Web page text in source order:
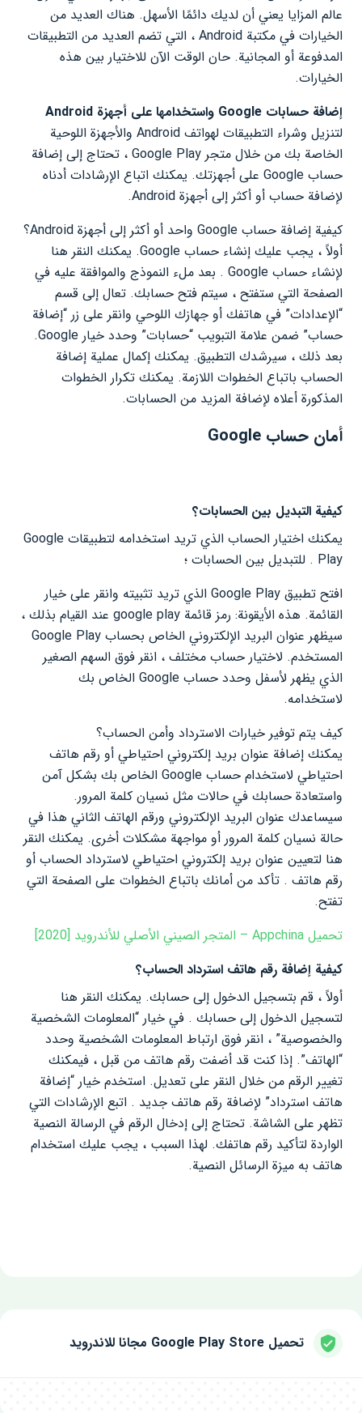
عالم المزايا يعني أن لديك دائمًا الأسهل. هناك العديد من
الخيارات في مكتبة Android ، التي تضم العديد من التطبيقات
المدفوعة أو المجانية. حان الوقت الآن للاختيار بين هذه
الخيارات.
إضافة حسابات Google واستخدامها على أجهزة Android
لتنزيل وشراء التطبيقات لهواتف Android والأجهزة اللوحية
الخاصة بك من خلال متجر Google Play ، تحتاج إلى إضافة
حساب Google على أجهزتك. يمكنك اتباع الإرشادات أدناه
لإضافة حساب أو أكثر إلى أجهزة Android.
كيفية إضافة حساب Google واحد أو أكثر إلى أجهزة Android؟
أولاً ، يجب عليك إنشاء حساب Google. يمكنك النقر هنا
لإنشاء حساب Google . بعد ملء النموذج والموافقة عليه في
الصفحة التي ستفتح ، سيتم فتح حسابك. تعال إلى قسم
“الإعدادات” في هاتفك أو جهازك اللوحي وانقر على زر “إضافة
حساب” ضمن علامة التبويب “حسابات” وحدد خيار Google.
بعد ذلك ، سيرشدك التطبيق. يمكنك إكمال عملية إضافة
الحساب باتباع الخطوات اللازمة. يمكنك تكرار الخطوات
المذكورة أعلاه لإضافة المزيد من الحسابات.
أمان حساب Google
كيفية التبديل بين الحسابات؟
يمكنك اختيار الحساب الذي تريد استخدامه لتطبيقات Google
Play . للتبديل بين الحسابات ؛
افتح تطبيق Google Play الذي تريد تثبيته وانقر على خيار
القائمة. هذه الأيقونة: رمز قائمة google play عند القيام بذلك ،
سيظهر عنوان البريد الإلكتروني الخاص بحساب Google Play
المستخدم. لاختيار حساب مختلف ، انقر فوق السهم الصغير
الذي يظهر لأسفل وحدد حساب Google الخاص بك
لاستخدامه.
كيف يتم توفير خيارات الاسترداد وأمن الحساب؟
يمكنك إضافة عنوان بريد إلكتروني احتياطي أو رقم هاتف
احتياطي لاستخدام حساب Google الخاص بك بشكل آمن
واستعادة حسابك في حالات مثل نسيان كلمة المرور.
سيساعدك عنوان البريد الإلكتروني ورقم الهاتف الثاني هذا في
حالة نسيان كلمة المرور أو مواجهة مشكلات أخرى. يمكنك النقر
هنا لتعيين عنوان بريد إلكتروني احتياطي لاسترداد الحساب أو
رقم هاتف . تأكد من أمانك باتباع الخطوات على الصفحة التي
تفتح.
تحميل Appchina – المتجر الصيني الأصلي للأندرويد [2020]
كيفية إضافة رقم هاتف استرداد الحساب؟
أولاً ، قم بتسجيل الدخول إلى حسابك. يمكنك النقر هنا
لتسجيل الدخول إلى حسابك . في خيار “المعلومات الشخصية
والخصوصية” ، انقر فوق ارتباط المعلومات الشخصية وحدد
“الهاتف”. إذا كنت قد أضفت رقم هاتف من قبل ، فيمكنك
تغيير الرقم من خلال النقر على تعديل. استخدم خيار “إضافة
هاتف استرداد” لإضافة رقم هاتف جديد . اتبع الإرشادات التي
تظهر على الشاشة. تحتاج إلى إدخال الرقم في الرسالة النصية
الواردة لتأكيد رقم هاتفك. لهذا السبب ، يجب عليك استخدام
هاتف به ميزة الرسائل النصية.
تحميل Google Play Store مجانا للاندرويد